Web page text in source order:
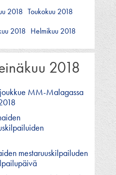
2018 Toukokuu 2018
2018 Helmikuu 2018
2018
MM-Malagassa
mestaruuskilpailuden